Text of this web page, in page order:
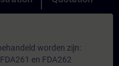
worden zijn:
en FDA262